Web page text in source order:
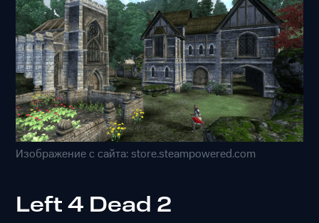
Изображение с сайта: store.steampowered.com
Left 4 Dead 2